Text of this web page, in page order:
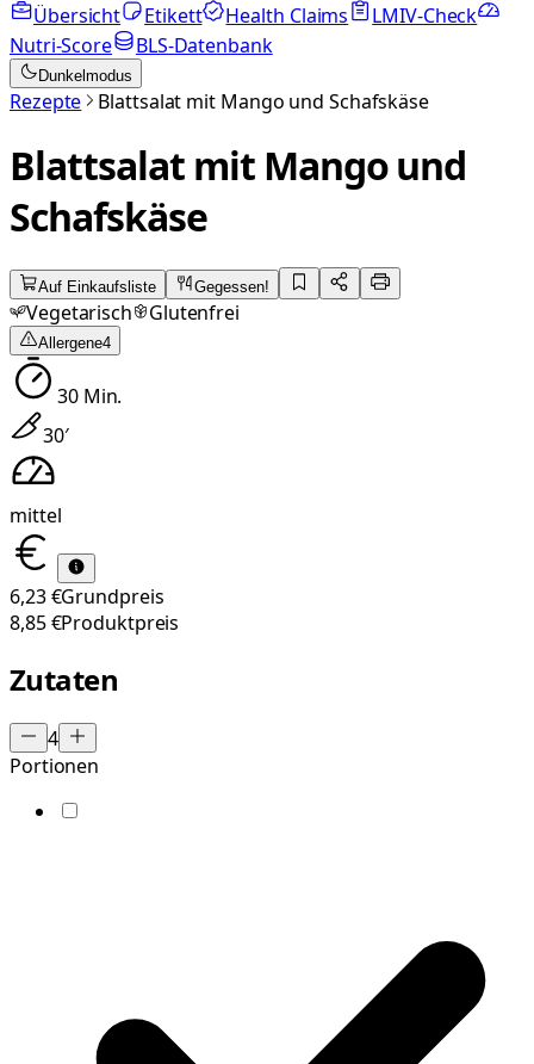
Übersicht
Etikett Health Claims
LMIV-Check
Nutri-Score
BLS-Datenbank
Dunkelmodus
Rezepte Blattsalat mit Mango und Schafskäse
Blattsalat mit Mango und
Schafskäse
Auf Einkaufsliste Gegessen!
Vegetarisch Glutenfrei
Allergene4
30Min.
30′
mittel
6,23 €Grundpreis
8,85 €Produktpreis
Zutaten
4
Portionen